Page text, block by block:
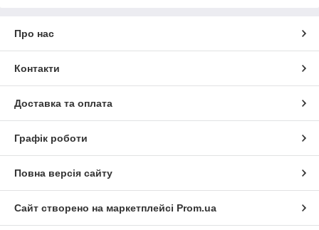
Про нас
Контакти
Доставка та оплата
Графік роботи
Повна версія сайту
Сайт створено на маркетплейсі Prom.ua